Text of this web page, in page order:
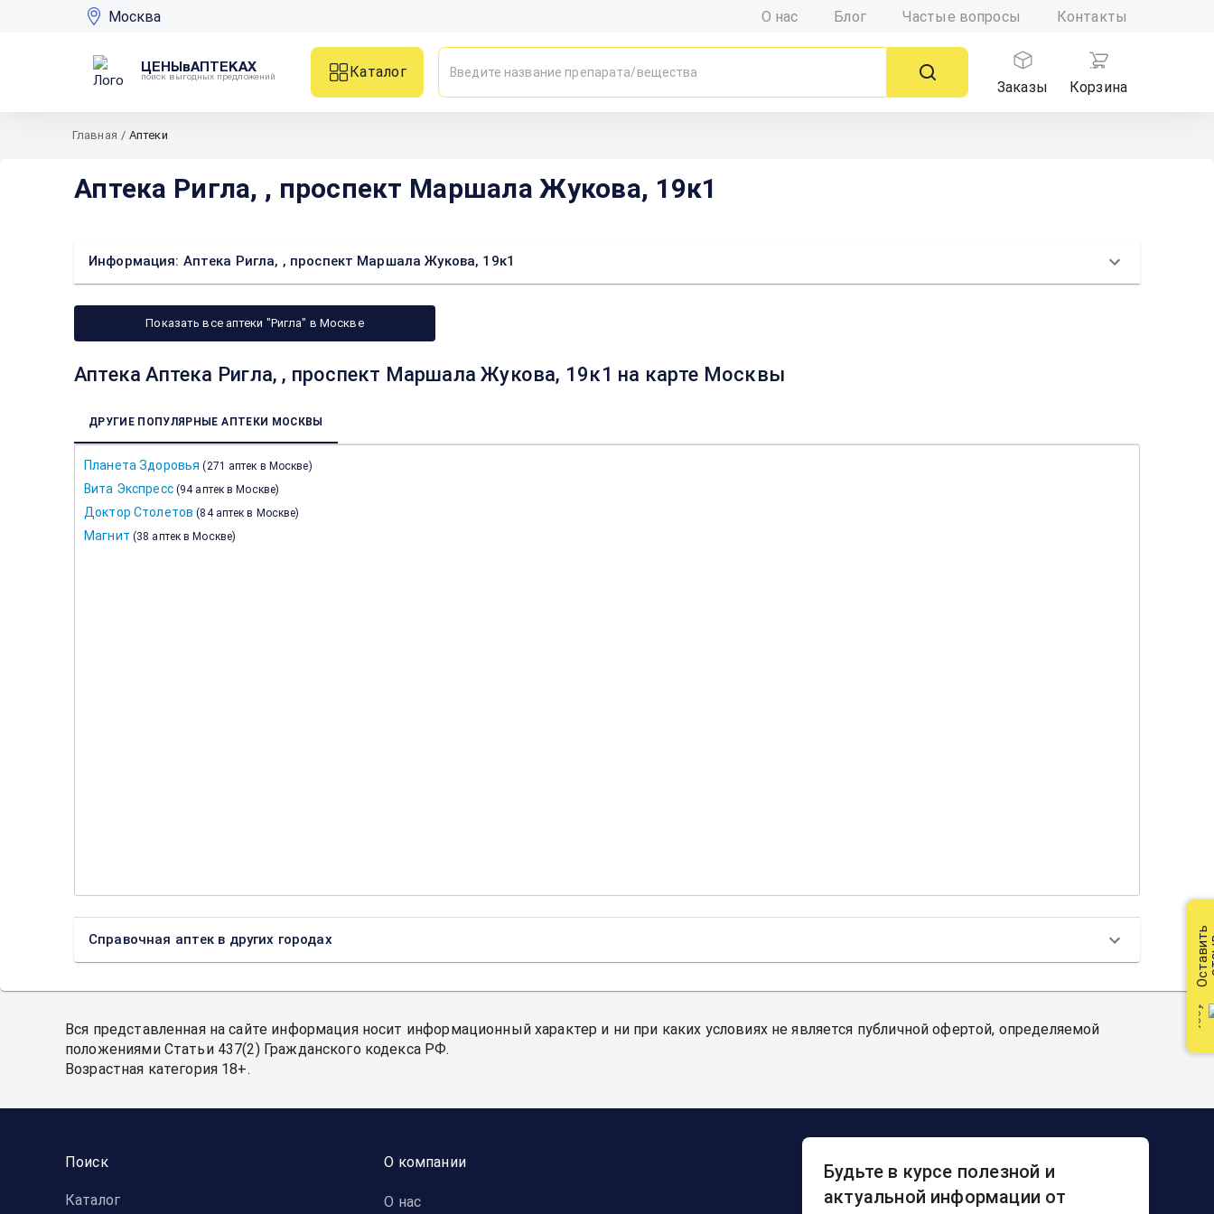
Москва О нас Блог Частые вопросы Контакты
ЦЕНЫвАПТЕКАХ
поиск выгодных предложений
Каталог
Заказы
Корзина
Главная / Аптеки
Аптека Ригла, , проспект Маршала Жукова, 19к1
Информация: Аптека Ригла, , проспект Маршала Жукова, 19к1
Показать все аптеки "Ригла" в Москве
Аптека Аптека Ригла, , проспект Маршала Жукова, 19к1 на карте Москвы
ДРУГИЕ ПОПУЛЯРНЫЕ АПТЕКИ МОСКВЫ
Планета Здоровья (271 аптек в Москве)
Вита Экспресс (94 аптек в Москве)
Доктор Столетов (84 аптек в Москве)
Магнит (38 аптек в Москве)
Справочная аптек в других городах
Вся представленная на сайте информация носит информационный характер и ни при каких условиях не является публичной офертой, определяемой
положениями Статьи 437(2) Гражданского кодекса РФ.
Возрастная категория 18+.
Поиск
Каталог
О компании
О нас
Будьте в курсе полезной и
актуальной информации от
Оставить